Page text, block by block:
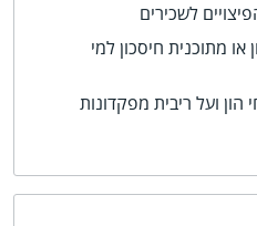
לשכירים
מתוכנית חיסכון למי
60 על רווחי הון ועל ריבית מפקדונות